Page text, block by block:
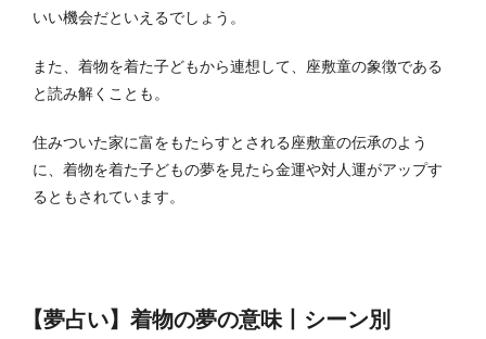
いい機会だといえるでしょう。
また、着物を着た子どもから連想して、座敷童の象徴である
と読み解くことも。
住みついた家に富をもたらすとされる座敷童の伝承のよう
に、着物を着た子どもの夢を見たら金運や対人運がアップす
るともされています。
【夢占い】着物の夢の意味丨シーン別